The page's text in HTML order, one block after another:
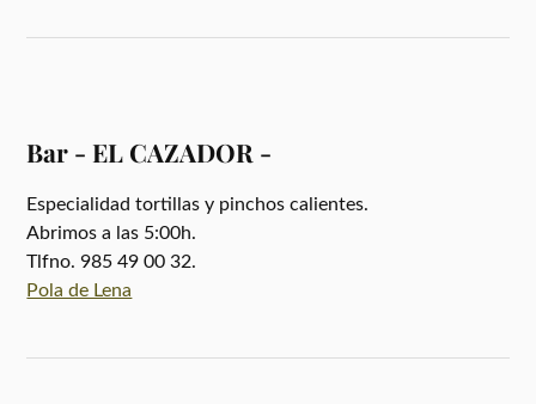
Bar - EL CAZADOR -
Especialidad tortillas y pinchos calientes.
Abrimos a las 5:00h.
Tlfno. 985 49 00 32.
Pola de Lena